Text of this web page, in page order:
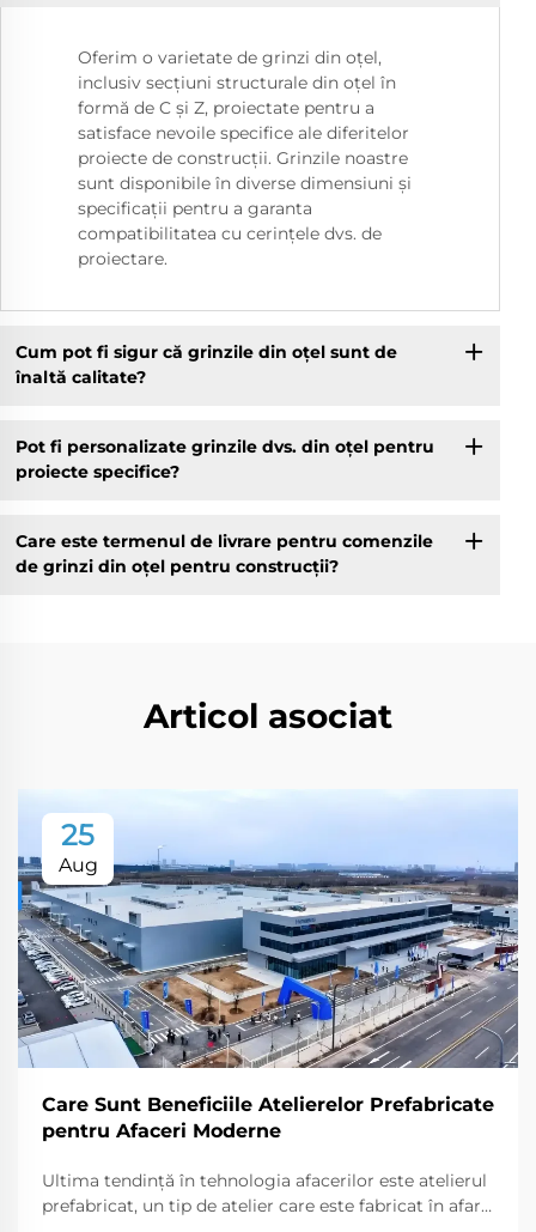
Oferim o varietate de grinzi din oțel,
inclusiv secțiuni structurale din oțel în
formă de C și Z, proiectate pentru a
satisface nevoile specifice ale diferitelor
proiecte de construcții. Grinzile noastre
sunt disponibile în diverse dimensiuni și
specificații pentru a garanta
compatibilitatea cu cerințele dvs. de
proiectare.
Cum pot fi sigur că grinzile din oțel sunt de
înaltă calitate?
Pot fi personalizate grinzile dvs. din oțel pentru
proiecte specifice?
Care este termenul de livrare pentru comenzile
de grinzi din oțel pentru construcții?
Articol asociat
25
Aug
Care Sunt Beneficiile Atelierelor Prefabricate
pentru Afaceri Moderne
Ultima tendință în tehnologia afacerilor este atelierul
prefabricat, un tip de atelier care este fabricat în afara